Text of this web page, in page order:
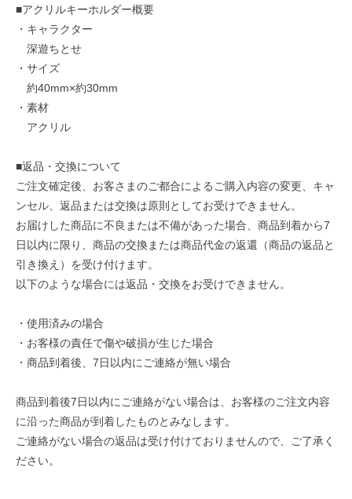
■アクリルキーホルダー概要
・キャラクター
深遊ちとせ
・サイズ
約40mm×約30mm
・素材
アクリル
■返品・交換について
ご注⽂確定後、お客さまのご都合によるご購⼊内容の変更、キャ
ンセル、返品または交換は原則としてお受けできません。
お届けした商品に不良または不備があった場合、商品到着から7
⽇以内に限り、商品の交換または商品代⾦の返還（商品の返品と
引き換え）を受け付けます。
以下のような場合には返品・交換をお受けできません。
・使⽤済みの場合
・お客様の責任で傷や破損が⽣じた場合
・商品到着後、7⽇以内にご連絡が無い場合
商品到着後7⽇以内にご連絡がない場合は、お客様のご注⽂内容
に沿った商品が到着したものとみなします。
ご連絡がない場合の返品は受け付けておりませんので、ご了承く
ださい。